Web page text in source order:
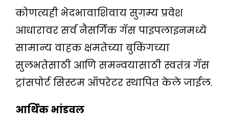
कोणत्यही भेदभावाशिवाय सुगम्य प्रवेश
आधारावर सर्व नैसर्गिक गॅस पाइपलाइनमध्ये
सामान्य वाहक क्षमतेच्या बुकिंगच्या
सुलभतेसाठी आणि समन्वयासाठी स्वतंत्र गॅस
ट्रांसपोर्ट सिस्टम ऑपरेटर स्थापित केले जाईल.
आर्थिक भांडवल